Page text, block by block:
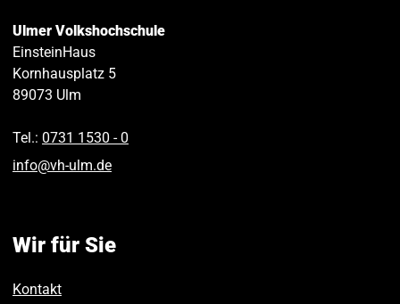
Ulmer Volkshochschule
EinsteinHaus
Kornhausplatz 5
89073 Ulm
Tel.: 0731 1530 ‑ 0
info@vh-ulm.de
Wir für Sie
Kontakt